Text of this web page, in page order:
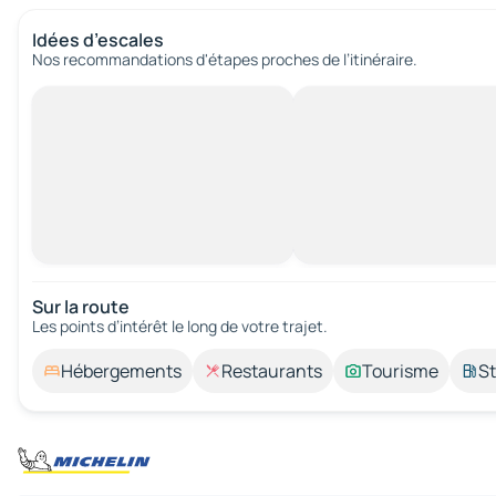
Idées d’escales
Nos recommandations d'étapes proches de l’itinéraire.
Sur la route
Les points d’intérêt le long de votre trajet.
Hébergements Restaurants Tourisme